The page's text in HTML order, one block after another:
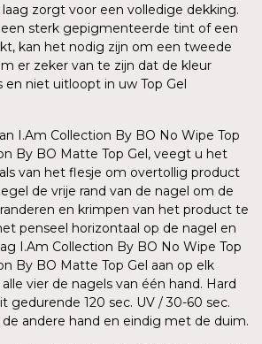
zorgt voor een volledige dekking.
een sterk gepigmenteerde tint of een
kan het nodig zijn om een tweede
er zeker van te zijn dat de kleur
en niet uitloopt in uw Top Gel
I.Am Collection By BO No Wipe Top
By BO Matte Top Gel, veegt u het
van het flesje om overtollig product
de vrije rand van de nagel om de
en krimpen van het product te
penseel horizontaal op de nagel en
I.Am Collection By BO No Wipe Top
By BO Matte Top Gel aan op elk
vier de nagels van één hand. Hard
gedurende 120 sec. UV / 30-60 sec.
de andere hand en eindig met de duim.